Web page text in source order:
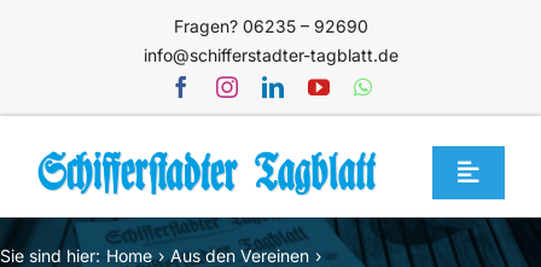
Fragen? 06235 – 92690
info@schifferstadter-tagblatt.de
Toggle
Home
Sie sind hier: Home
Aus den Vereinen